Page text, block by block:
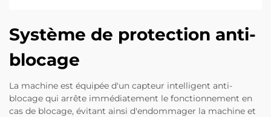
Système de protection anti-
blocage
La machine est équipée d'un capteur intelligent anti-
blocage qui arrête immédiatement le fonctionnement en
cas de blocage, évitant ainsi d'endommager la machine et